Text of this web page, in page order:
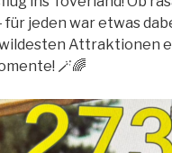
jeden war etwas
Attraktionen
🪄🌈